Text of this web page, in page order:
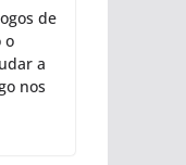
de
o
a
nos